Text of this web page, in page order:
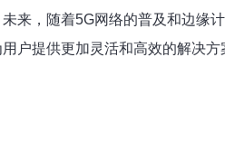
来，随着5G网络的普及和边缘
户提供更加灵活和高效的解决方